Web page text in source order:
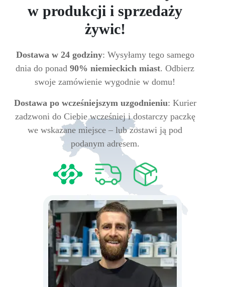
w produkcji i sprzedaży
żywic!
Dostawa w 24 godziny: Wysyłamy tego samego
dnia do ponad 90% niemieckich miast. Odbierz
swoje zamówienie wygodnie w domu!
Dostawa po wcześniejszym uzgodnieniu: Kurier
zadzwoni do Ciebie wcześniej i dostarczy paczkę
we wskazane miejsce – lub zostawi ją pod
podanym adresem.